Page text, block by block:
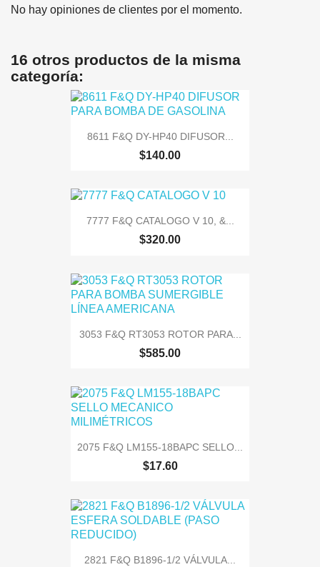
No hay opiniones de clientes por el momento.
16 otros productos de la misma
categoría:
8611 F&Q DY-HP40 DIFUSOR...
$140.00
7777 F&Q CATALOGO V 10, &...
$320.00
3053 F&Q RT3053 ROTOR PARA...
$585.00
2075 F&Q LM155-18BAPC SELLO...
$17.60
2821 F&Q B1896-1/2 VÁLVULA...